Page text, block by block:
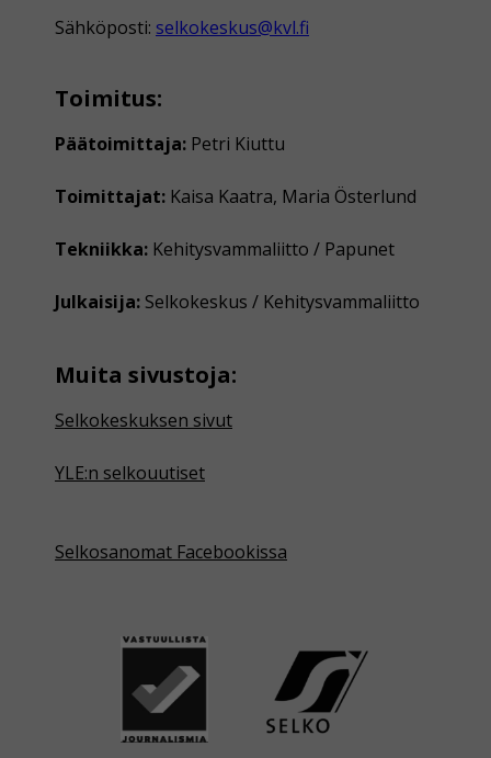
Sähköposti: selkokeskus@kvl.fi
Toimitus:
Päätoimittaja: Petri Kiuttu
Toimittajat: Kaisa Kaatra, Maria Österlund
Tekniikka: Kehitysvammaliitto / Papunet
Julkaisija: Selkokeskus / Kehitysvammaliitto
Muita sivustoja:
Selkokeskuksen sivut
YLE:n selkouutiset
Selkosanomat Facebookissa